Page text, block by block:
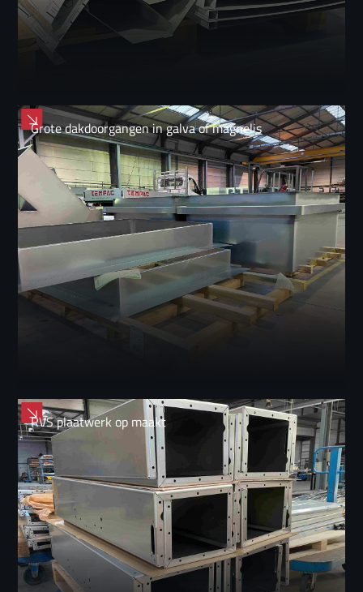
Grote dakdoorgangen in galva of magnelis
RVS plaatwerk op maakt